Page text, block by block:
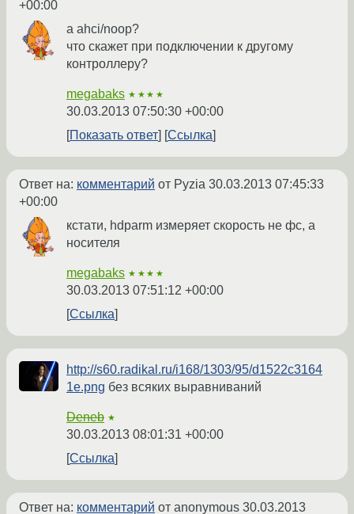
+00:00
а ahci/noop?
что скажет при подключении к другому
контроллеру?
megabaks ★★★★
30.03.2013 07:50:30 +00:00
Показать ответ
Ссылка
Ответ на: комментарий от Pyzia 30.03.2013 07:45:33
+00:00
кстати, hdparm измеряет скорость не фс, а
носителя
megabaks ★★★★
30.03.2013 07:51:12 +00:00
Ссылка
http://s60.radikal.ru/i168/1303/95/d1522c3164
1e.png без всяких выравниваний
Deneb ★
30.03.2013 08:01:31 +00:00
Ссылка
Ответ на: комментарий от anonymous 30.03.2013